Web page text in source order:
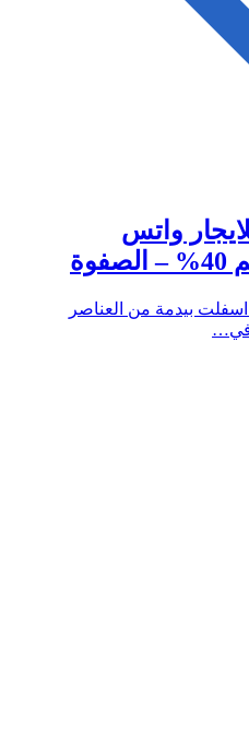
واتس
بيدمة من العناصر
في…